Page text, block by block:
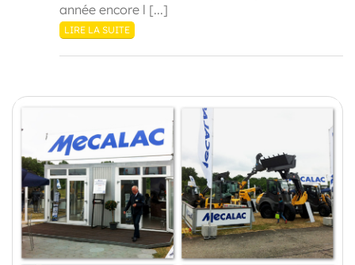
année encore l [...]
LIRE LA SUITE